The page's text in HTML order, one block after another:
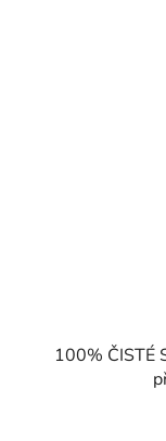
100% ČISTÉ